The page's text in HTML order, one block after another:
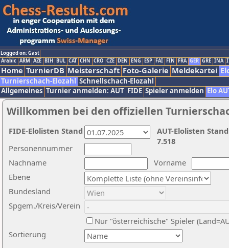
Logged on: Gast
Arabic ARM AZE BIH BUL CAT CHN CRO CZE DEN ENG ESP FAI FIN FRA GER GRE INA
Home TurnierDB Meisterschaft Foto-Galerie Meldekartei
Turnierschach-Elozahl Schnellschach-Elozahl
Allgemeines Turnier anmelden: AUT FIDE Spieler anmelden Elo
Willkommen bei den offiziellen
Nachname
Vorname
Ebene
Sortierung
Personennummer
Bundesland
Spgem./Kreis/Verein
Nur "österreichische" Spieler
AUT-Elolisten
7.518
FIDE-Elolisten Stand